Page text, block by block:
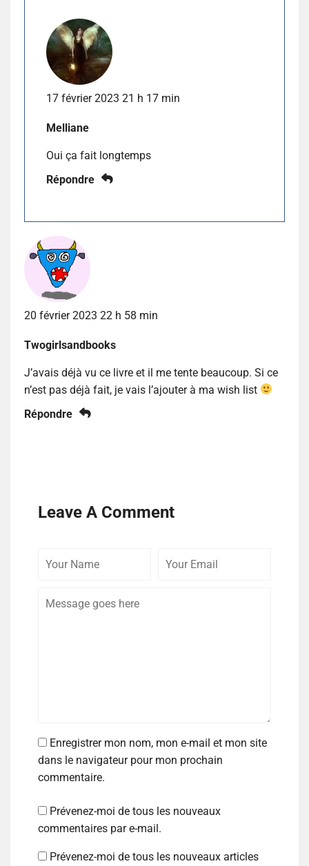
17 février 2023 21 h 17 min
Melliane
Oui ça fait longtemps
Répondre
20 février 2023 22 h 58 min
Twogirlsandbooks
J’avais déjà vu ce livre et il me tente beaucoup. Si ce
n’est pas déjà fait, je vais l’ajouter à ma wish list
Répondre
Leave A Comment
Enregistrer mon nom, mon e-mail et mon site
dans le navigateur pour mon prochain
commentaire.
Prévenez-moi de tous les nouveaux
commentaires par e-mail.
Prévenez-moi de tous les nouveaux articles